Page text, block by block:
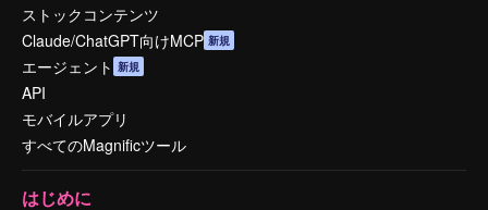
ストックコンテンツ
Claude/ChatGPT向けMCP 新規
エージェント 新規
API
モバイルアプリ
すべてのMagnificツール
はじめに